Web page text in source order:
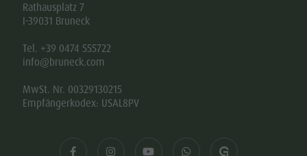
Rathausplatz 7
I-39031 Bruneck
Tel. +39 0474 555722
info@bruneck.com
MwSt. Nr. 00329130215
Empfängerkodex: USAL8PV